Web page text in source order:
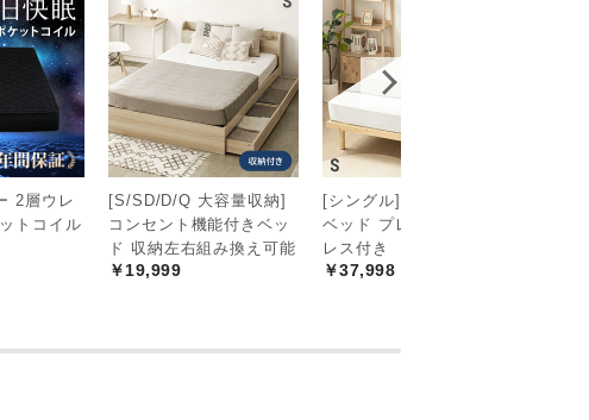
次へ >
チュラルデザイン
2層ウレ
トコイル
[S/SD/D/Q 大容量収納]
コンセント機能付きベッ
ド 収納左右組み換え可能
￥19,999
[シングル] 宮付きすのこ
ベッド プレミアムマット
レス付き
￥37,998